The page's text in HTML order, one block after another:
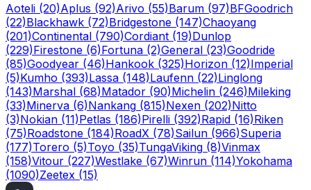
Aoteli (20)Aplus (92)Arivo (55)Barum (97)BFGoodrich
(22)Blackhawk (72)Bridgestone (147)Chaoyang
(201)Continental (790)Cordiant (19)Dunlop
(229)Firestone (6)Fortuna (2)General (23)Goodride
(85)Goodyear (46)Hankook (325)Horizon (12)Imperial
(5)Kumho (393)Lassa (148)Laufenn (22)Linglong
(143)Marshal (68)Matador (90)Michelin (246)Mileking
(33)Minerva (6)Nankang (815)Nexen (202)Nitto
(3)Nokian (11)Petlas (186)Pirelli (392)Rapid (16)Riken
(75)Roadstone (184)RoadX (78)Sailun (966)Superia
(177)Torero (5)Toyo (35)TungaViking (8)Vinmax
(158)Vitour (227)Westlake (67)Winrun (114)Yokohama
(1090)Zeetex (15)